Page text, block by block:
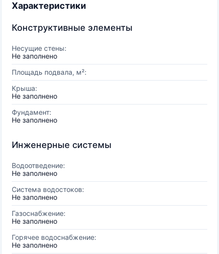
Характеристики
Конструктивные элементы
Несущие стены:
Не заполнено
Площадь подвала, м²:
Крыша:
Не заполнено
Фундамент:
Не заполнено
Инженерные системы
Водоотведение:
Не заполнено
Система водостоков:
Не заполнено
Газоснабжение:
Не заполнено
Горячее водоснабжение:
Не заполнено